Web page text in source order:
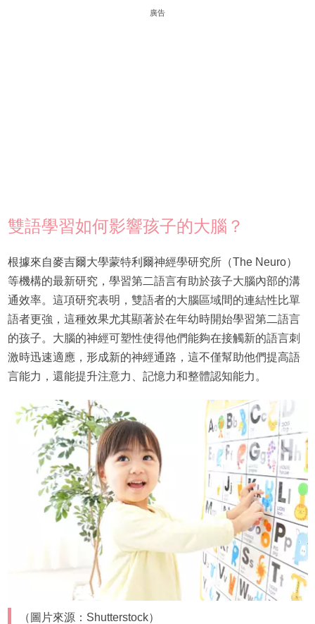
廣告
雙語學習如何影響孩子的大腦？
根據來自麥吉爾大學蒙特利爾神經學研究所（The Neuro）
等機構的最新研究，學習第二語言有助於孩子大腦內部的溝
通效率。這項研究表明，雙語者的大腦區域間的連結性比單
語者更強，這種效果尤其顯著於在年幼時開始學習第二語言
的孩子。大腦的神經可塑性使得他們能夠在接觸新的語言刺
激時迅速適應，形成新的神經通路，這不僅幫助他們提高語
言能力，還能提升注意力、記憶力和整體認知能力。
（圖片來源：Shutterstock）